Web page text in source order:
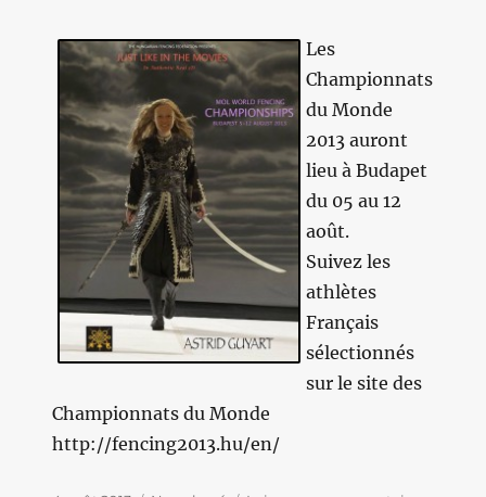
Les
Championnats
du Monde
2013 auront
lieu à Budapet
du 05 au 12
août.
Suivez les
athlètes
Français
sélectionnés
sur le site des
Championnats du Monde
http://fencing2013.hu/en/